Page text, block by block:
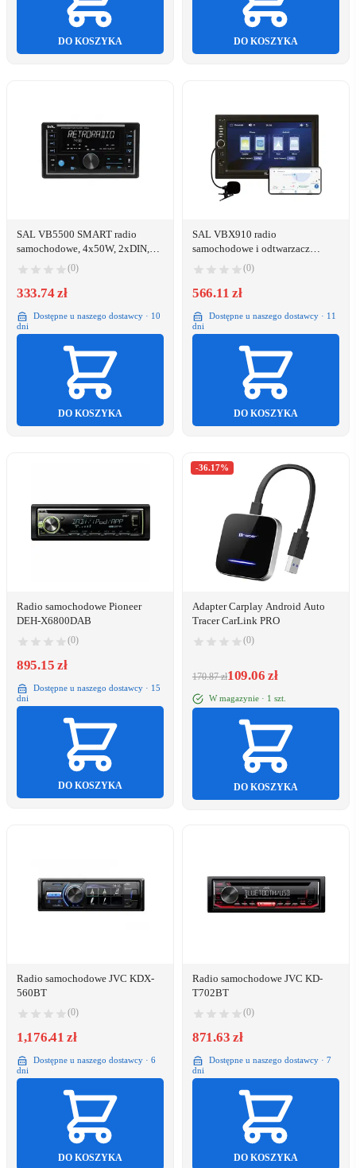
DO KOSZYKA DO KOSZYKA
SAL VB5500 SMART radio
samochodowe, 4x50W, 2xDIN,
FM RDS, USB-microSD,
(0)
333.74 zł
Dostępne u naszego dostawcy · 10
dni
DO KOSZYKA
SAL VBX910 radio
samochodowe i odtwarzacz
multimedialny, CPAA multimedia
(0)
566.11 zł
Dostępne u naszego dostawcy · 11
dni
DO KOSZYKA
Radio samochodowe Pioneer
DEH-X6800DAB
(0)
895.15 zł
Dostępne u naszego dostawcy · 15
dni
DO KOSZYKA
-36.17%
Adapter Carplay Android Auto
Tracer CarLink PRO
(0)
170.87 zł109.06 zł
W magazynie · 1 szt.
DO KOSZYKA
Radio samochodowe JVC KDX-
560BT
(0)
1,176.41 zł
Dostępne u naszego dostawcy · 6
dni
DO KOSZYKA
Radio samochodowe JVC KD-
T702BT
(0)
871.63 zł
Dostępne u naszego dostawcy · 7
dni
DO KOSZYKA